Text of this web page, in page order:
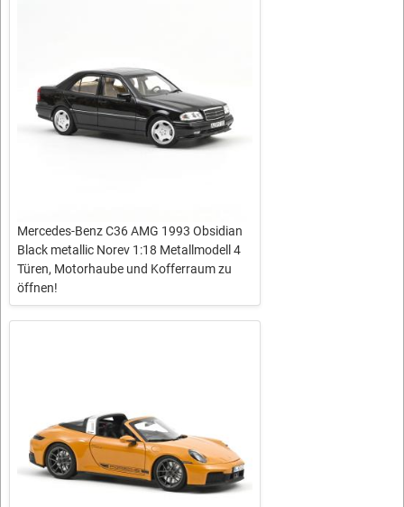
Mercedes-Benz C36 AMG 1993 Obsidian
Black metallic Norev 1:18 Metallmodell 4
Türen, Motorhaube und Kofferraum zu
öffnen!